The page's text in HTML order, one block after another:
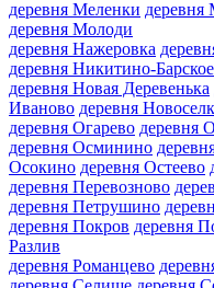
деревня Меленки деревня
деревня Молоди
деревня Нажеровка
деревня Никитино-Барское
деревня Новая Деревенька
Иваново деревня
деревня Огарево деревня
деревня Осминино
Осокино деревня Остеево
деревня Перевозново
деревня Петрушино
деревня Покров деревня
Разлив
деревня Романцево